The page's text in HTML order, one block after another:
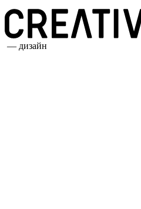
— дизайн